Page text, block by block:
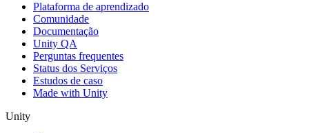
Plataforma de aprendizado
Comunidade
Documentação
Unity QA
Perguntas frequentes
Status dos Serviços
Estudos de caso
Made with Unity
Unity